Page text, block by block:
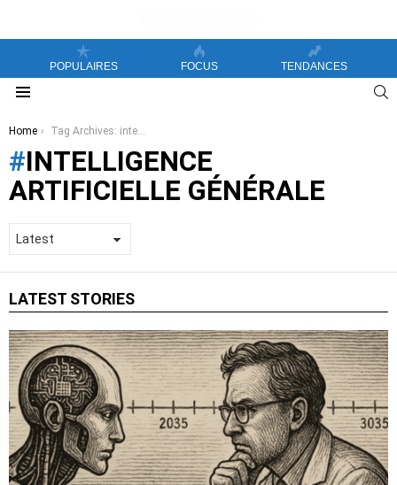
POPULAIRES FOCUS TENDANCES
You are here:
Home Tag Archives: intelligence artificielle générale
INTELLIGENCE
ARTIFICIELLE GÉNÉRALE
LATEST STORIES